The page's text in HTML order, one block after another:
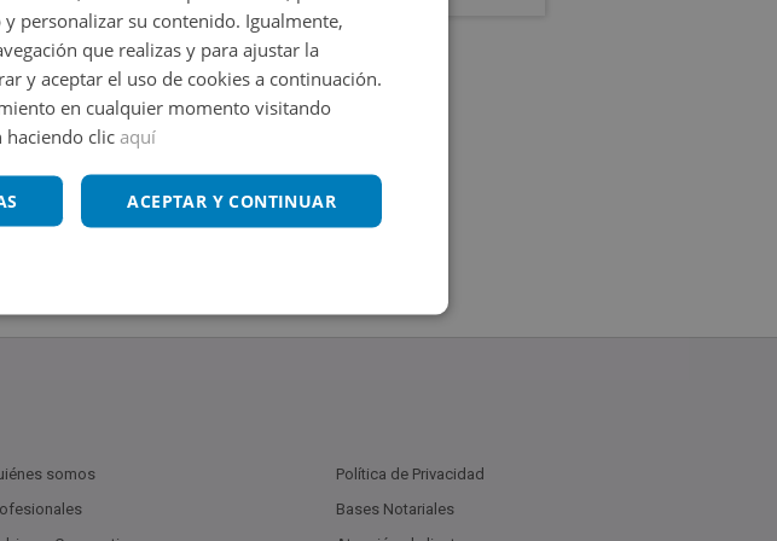
somos
Política de Privacidad
Bases Notariales
personalizar su contenido. Igualmente,
que realizas y para ajustar la
y aceptar el uso de cookies a continuación.
en cualquier momento visitando
haciendo clic aquí
ACEPTAR Y CONTINUAR